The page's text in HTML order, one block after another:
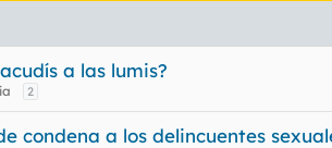
a las lumis?
2
condena a los delincuentes